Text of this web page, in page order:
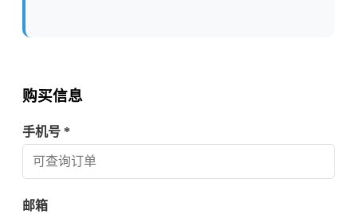
购买信息
手机号 *
邮箱